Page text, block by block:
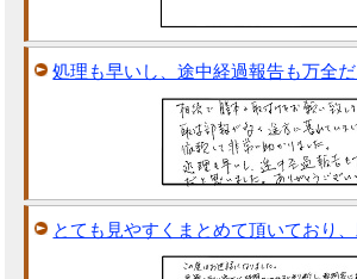
処理も早いし、途中経過報告も万全
とても見やすくまとめて頂いており